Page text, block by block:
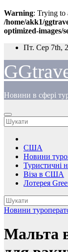
Warning: Trying to
/home/akk1/
optimized-images/
Перейти
вмісту
Пт. Сер 7th,
Новини в сфері
США
Новини
Туристичні
Віза в США
Лотерея
Новини
Мальта